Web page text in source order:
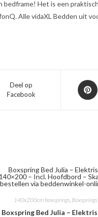
Het is een
Alle vidaXL Bedden uit
Deel op
Facebook
Opent
in
140x200cm boxsprings, Boxsprings
Boxspring Bed Julia –